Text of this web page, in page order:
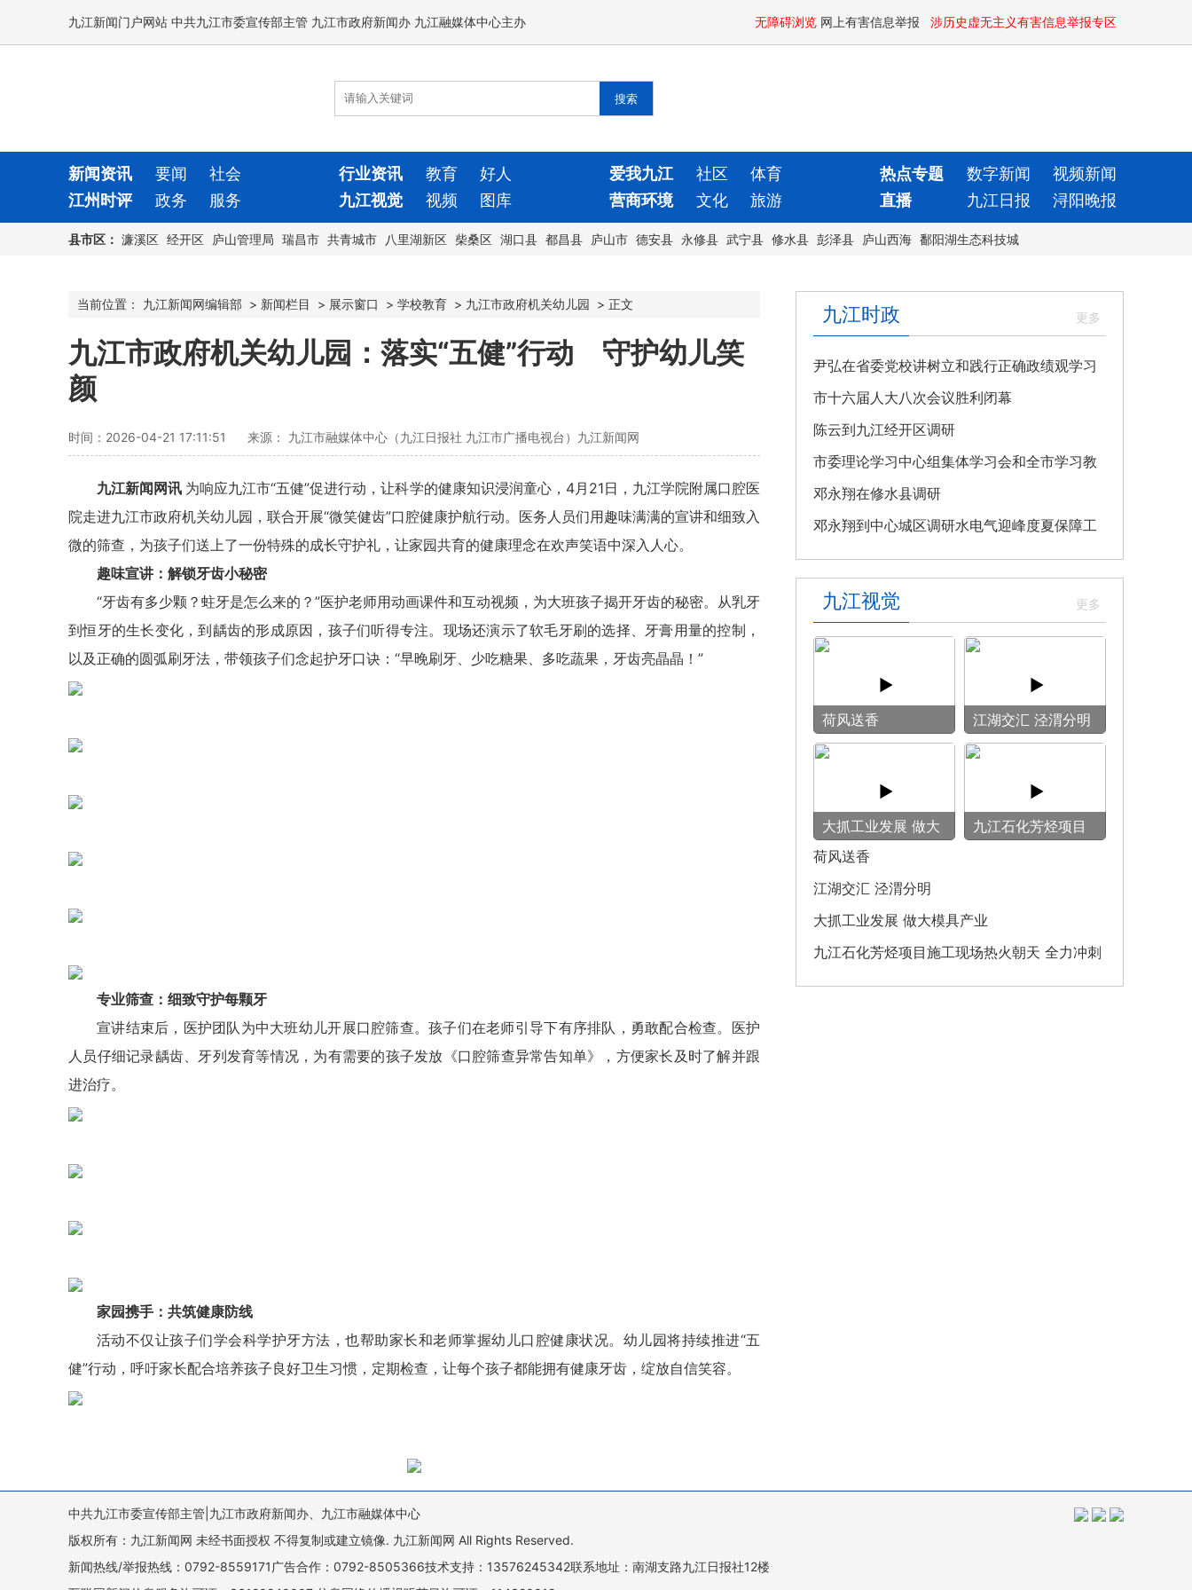
九江新闻门户网站 中共九江市委宣传部主管 九江市政府新闻办 九江融媒体中心主办 无障碍浏览 网上有害信息举报 涉历史虚无主义有害信息举报专区
新闻资讯 要闻 社会 行业资讯 教育 好人 爱我九江 社区 体育 热点专题 数字新闻
视频新闻
江州时评
政务 服务 九江视觉 视频 图库 营商环境 文化 旅游 直播 九江日报 浔阳晚报
县市区： 濂溪区 经开区 庐山管理局 瑞昌市 共青城市 八里湖新区 柴桑区 湖口县 都昌县 庐山市 德安县 永修县 武宁县 修水县 彭泽县 庐山西海 鄱阳湖生态科技城
当前位置： 九江新闻网编辑部 > 新闻栏目 > 展示窗口 > 学校教育 > 九江市政府机关幼儿园 > 正文
九江市政府机关幼儿园：落实“五健”行动 守护幼儿笑
颜
时间：2026-04-21 17:11:51 来源： 九江市融媒体中心（九江日报社 九江市广播电视台）九江新闻网
九江新闻网讯 为响应九江市“五健”促进行动，让科学的健康知识浸润童心，4月21日，九江学院附属口腔医
院走进九江市政府机关幼儿园，联合开展“微笑健齿”口腔健康护航行动。医务人员们用趣味满满的宣讲和细致入
微的筛查，为孩子们送上了一份特殊的成长守护礼，让家园共育的健康理念在欢声笑语中深入人心。
趣味宣讲：解锁牙齿小秘密
“牙齿有多少颗？蛀牙是怎么来的？”医护老师用动画课件和互动视频，为大班孩子揭开牙齿的秘密。从乳牙
到恒牙的生长变化，到龋齿的形成原因，孩子们听得专注。现场还演示了软毛牙刷的选择、牙膏用量的控制，
以及正确的圆弧刷牙法，带领孩子们念起护牙口诀：“早晚刷牙、少吃糖果、多吃蔬果，牙齿亮晶晶！”
专业筛查：细致守护每颗牙
宣讲结束后，医护团队为中大班幼儿开展口腔筛查。孩子们在老师引导下有序排队，勇敢配合检查。医护
人员仔细记录龋齿、牙列发育等情况，为有需要的孩子发放《口腔筛查异常告知单》，方便家长及时了解并跟
进治疗。
家园携手：共筑健康防线
活动不仅让孩子们学会科学护牙方法，也帮助家长和老师掌握幼儿口腔健康状况。幼儿园将持续推进“五
健”行动，呼吁家长配合培养孩子良好卫生习惯，定期检查，让每个孩子都能拥有健康牙齿，绽放自信笑容。
九江时政
尹弘在省委党校讲树立和践行正确政绩观学习
教育专题党课
市十六届人大八次会议胜利闭幕
陈云到九江经开区调研
市委理论学习中心组集体学习会和全市学习教
育整改整治工作汇报会召开
邓永翔在修水县调研
邓永翔到中心城区调研水电气迎峰度夏保障工
作
九江视觉
荷风送香 ‌江湖交汇 泾渭分明‌
大抓工业发展 做大
模具产业
九江石化芳烃项目
荷风送香
‌江湖交汇 泾渭分明‌
大抓工业发展 做大模具产业
九江石化芳烃项目施工现场热火朝天 全力冲刺
建设节点
中共九江市委宣传部主管|九江市政府新闻办、九江市融媒体中心
版权所有：九江新闻网 未经书面授权 不得复制或建立镜像. 九江新闻网 All Rights Reserved.
新闻热线/举报热线：0792-8559171广告合作：0792-8505366技术支持：13576245342联系地址：南湖支路九江日报社12楼